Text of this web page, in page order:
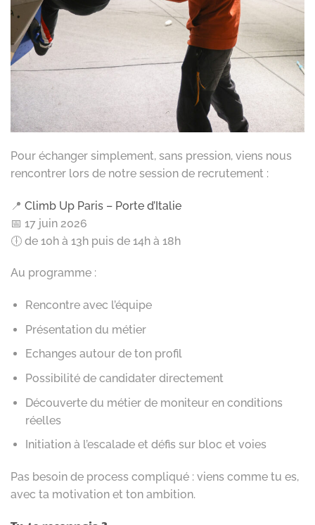
Pour échanger simplement, sans pression, viens nous
rencontrer lors de notre session de recrutement :
📍 Climb Up Paris – Porte d’Italie
📅 17 juin 2026
🕕 de 10h à 13h puis de 14h à 18h
Au programme :
Rencontre avec l’équipe
Présentation du métier
Echanges autour de ton profil
Possibilité de candidater directement
Découverte du métier de moniteur en conditions
réelles
Initiation à l’escalade et défis sur bloc et voies
Pas besoin de process compliqué : viens comme tu es,
avec ta motivation et ton ambition.